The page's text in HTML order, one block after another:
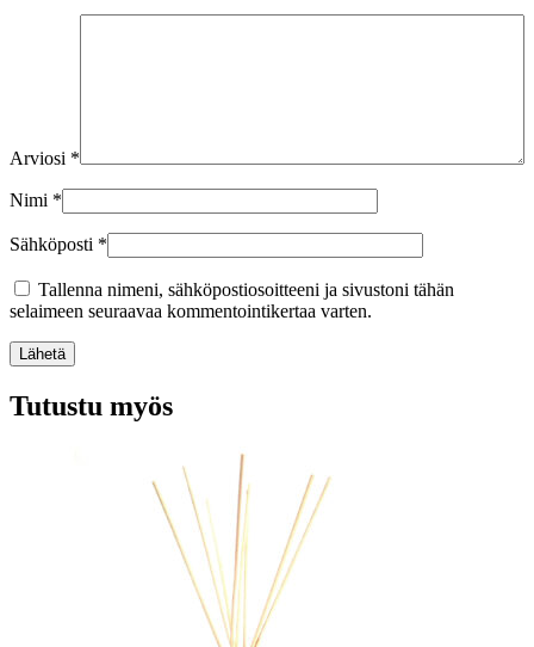
Arviosi *
Nimi *
Sähköposti *
Tallenna nimeni, sähköpostiosoitteeni ja sivustoni tähän
selaimeen seuraavaa kommentointikertaa varten.
Lähetä
Tutustu myös